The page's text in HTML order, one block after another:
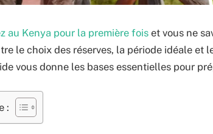
au Kenya pour la première fois et vous ne
le choix des réserves, la période idéale et
vous donne les bases essentielles pour
: